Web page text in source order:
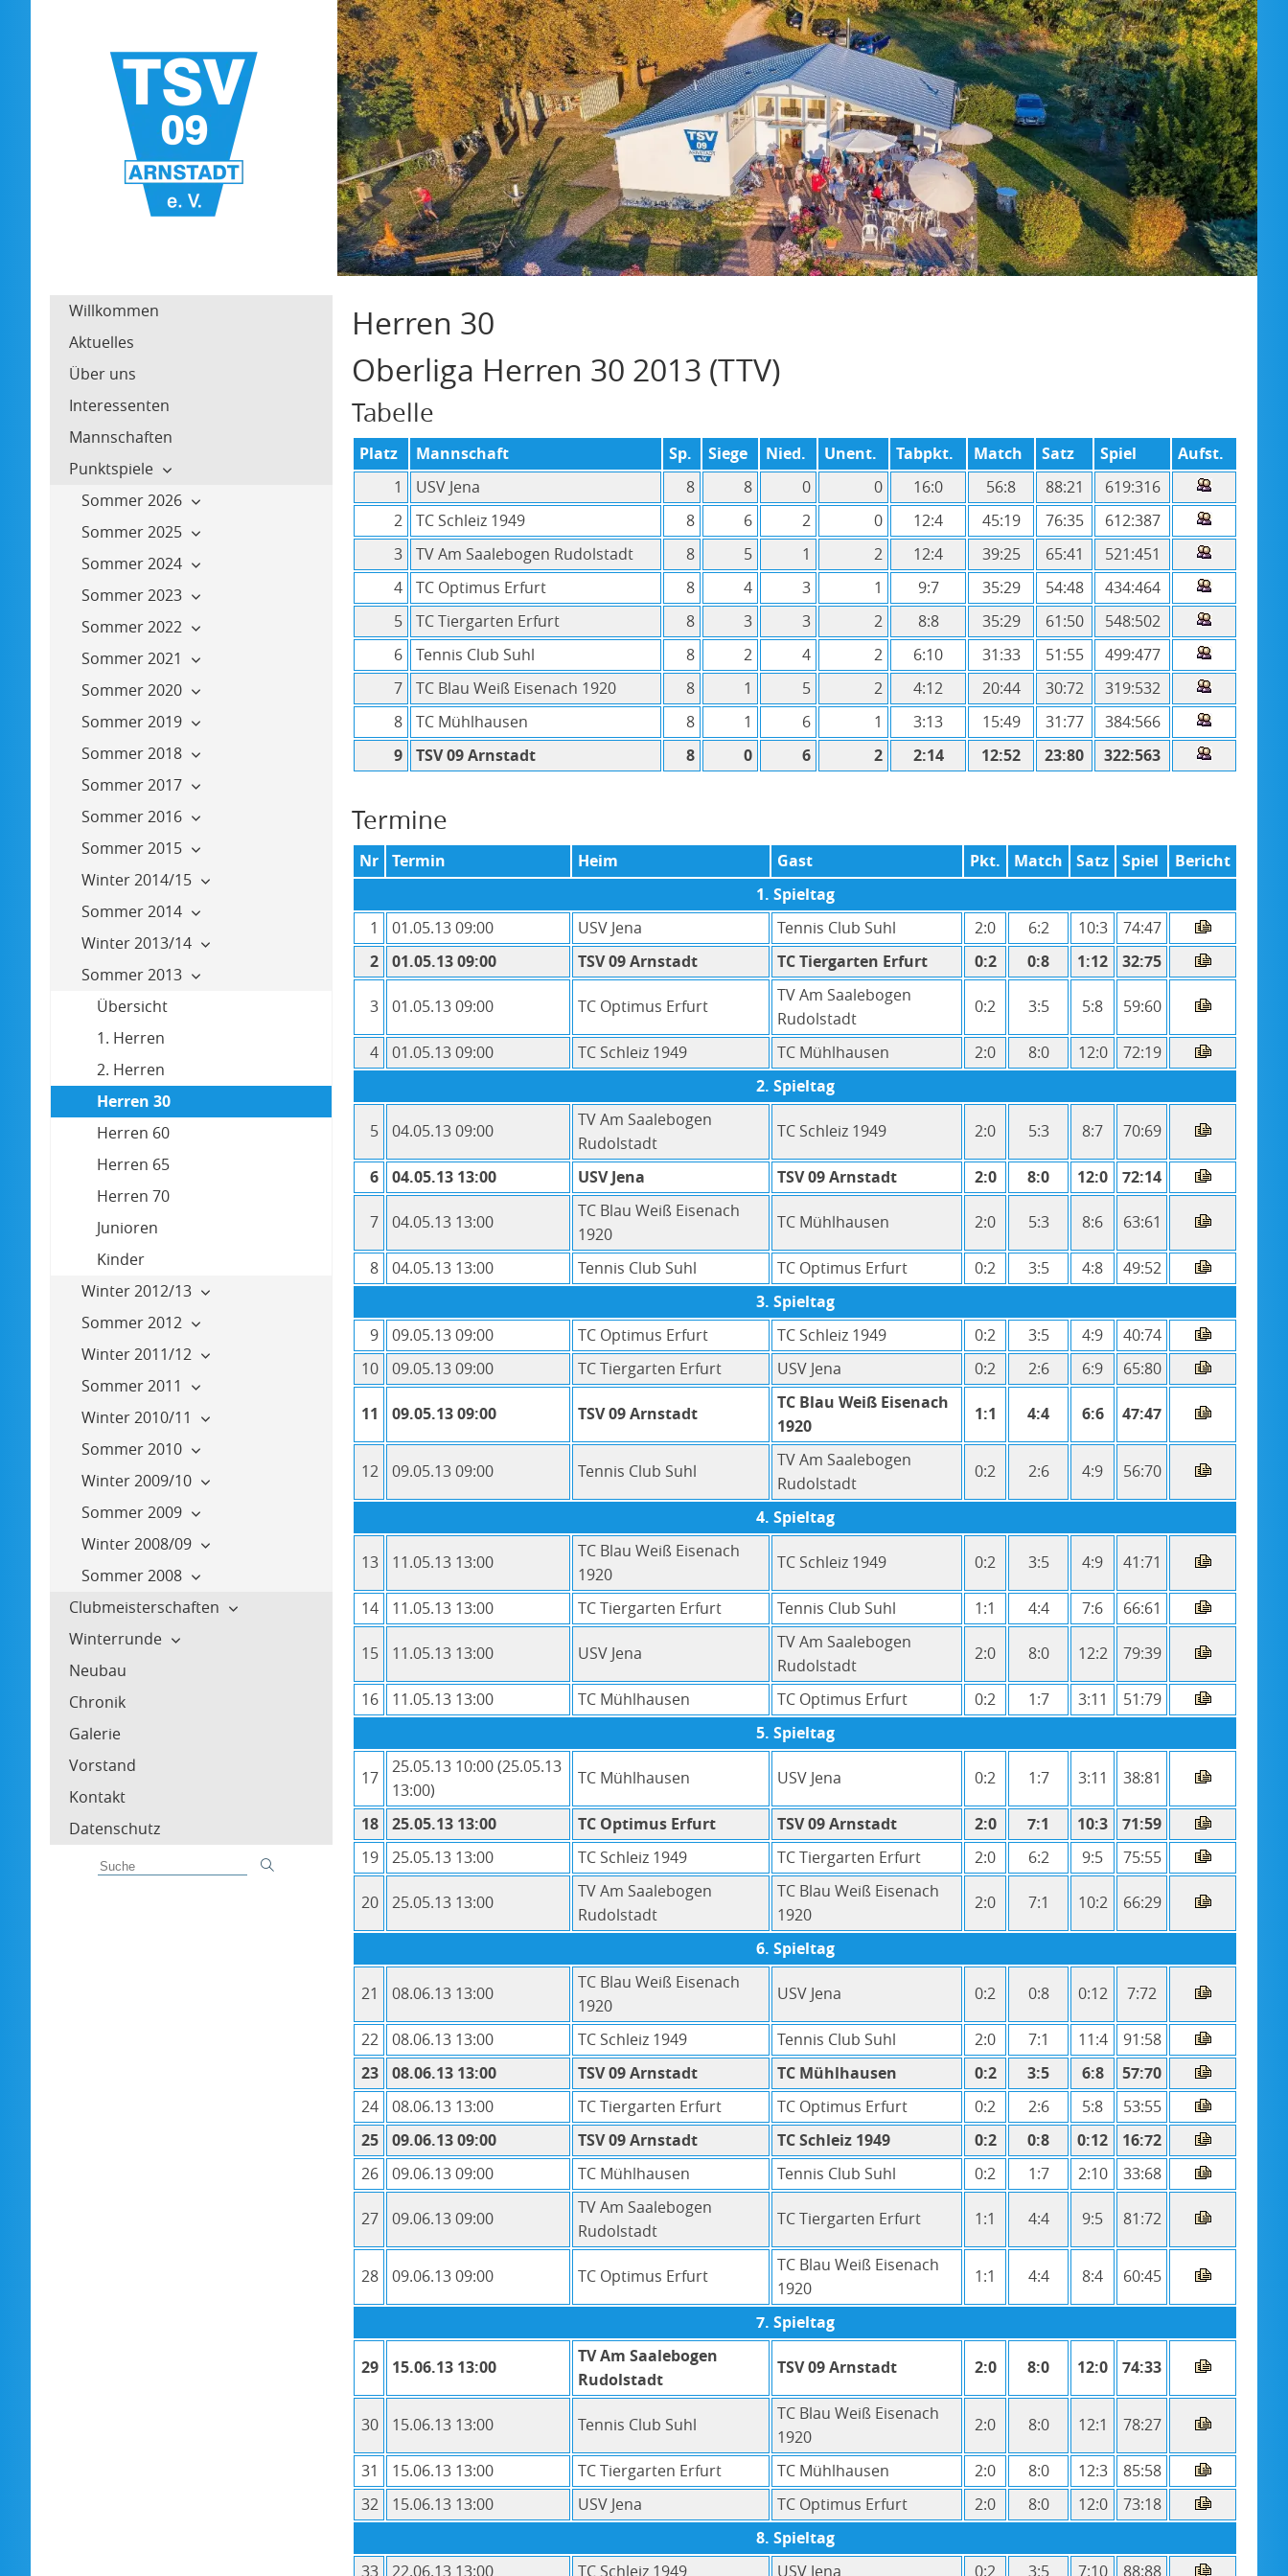
Willkommen
Aktuelles
Über uns
Interessenten
Mannschaften
Punktspiele
Sommer 2026
Sommer 2025
Sommer 2024
Sommer 2023
Sommer 2022
Sommer 2021
Sommer 2020
Sommer 2019
Sommer 2018
Sommer 2017
Sommer 2016
Sommer 2015
Winter 2014/15
Sommer 2014
Winter 2013/14
Sommer 2013
Übersicht
1. Herren
2. Herren
Herren 30
Herren 60
Herren 65
Herren 70
Junioren
Kinder
Winter 2012/13
Sommer 2012
Winter 2011/12
Sommer 2011
Winter 2010/11
Sommer 2010
Winter 2009/10
Sommer 2009
Winter 2008/09
Sommer 2008
Clubmeisterschaften
Winterrunde
Neubau
Chronik
Galerie
Vorstand
Kontakt
Datenschutz
Herren 30
Oberliga Herren 30 2013 (TTV)
Tabelle
Platz Mannschaft Sp. Siege Nied. Unent. Tabpkt. Match Satz Spiel
Aufst.
1
USV Jena 8 8 0 0 16:0 56:8 88:21
619:316
2
TC Schleiz 1949 8 6 2 0 12:4 45:19 76:35
612:387
3
TV Am Saalebogen Rudolstadt 8 5 1 2 12:4 39:25 65:41
521:451
4
TC Optimus Erfurt 8 4 3 1 9:7 35:29 54:48
434:464
5
TC Tiergarten Erfurt 8 3 3 2 8:8 35:29 61:50
548:502
6
Tennis Club Suhl 8 2 4 2 6:10 31:33 51:55
499:477
7
TC Blau Weiß Eisenach 1920 8 1 5 2 4:12 20:44 30:72
319:532
8
TC Mühlhausen 8 1 6 1 3:13 15:49 31:77
384:566
9
TSV 09 Arnstadt 8 0 6 2 2:14 12:52 23:80 322:563
Termine
Nr Termin Heim Gast Pkt. Match Satz Spiel
Bericht
1. Spieltag
1
01.05.13 09:00 USV Jena Tennis Club Suhl 2:0 6:2 10:3
74:47
2
01.05.13 09:00 TSV 09 Arnstadt TC Tiergarten Erfurt 0:2 0:8 1:12 32:75
3 01.05.13 09:00 TC Optimus Erfurt
TV Am Saalebogen
Rudolstadt
0:2 3:5 5:8 59:60
4 01.05.13 09:00 TC Schleiz 1949 TC Mühlhausen 2:0 8:0 12:0
72:19
2. Spieltag
5 04.05.13 09:00
TV Am Saalebogen
Rudolstadt
TC Schleiz 1949 2:0 5:3 8:7 70:69
6 04.05.13 13:00 USV Jena TSV 09 Arnstadt 2:0 8:0 12:0 72:14
7 04.05.13 13:00
TC Blau Weiß Eisenach
1920
TC Mühlhausen 2:0 5:3 8:6 63:61
8 04.05.13 13:00 Tennis Club Suhl TC Optimus Erfurt 0:2 3:5 4:8
49:52
3. Spieltag
9
09.05.13 09:00 TC Optimus Erfurt TC Schleiz 1949 0:2 3:5 4:9
40:74
10
09.05.13 09:00 TC Tiergarten Erfurt USV Jena 0:2 2:6 6:9 65:80
11 09.05.13 09:00 TSV 09 Arnstadt
TC Blau Weiß Eisenach
1920
1:1 4:4 6:6 47:47
12 09.05.13 09:00 Tennis Club Suhl
TV Am Saalebogen
Rudolstadt
0:2 2:6 4:9 56:70
4. Spieltag
13 11.05.13 13:00
TC Blau Weiß Eisenach
1920
TC Schleiz 1949 0:2 3:5 4:9 41:71
14 11.05.13 13:00 TC Tiergarten Erfurt Tennis Club Suhl 1:1 4:4 7:6 66:61
15 11.05.13 13:00 USV Jena
TV Am Saalebogen
Rudolstadt
2:0 8:0 12:2 79:39
16 11.05.13 13:00 TC Mühlhausen TC Optimus Erfurt 0:2 1:7 3:11
51:79
5. Spieltag
17
25.05.13 10:00 (25.05.13
13:00)
TC Mühlhausen USV Jena 0:2 1:7 3:11 38:81
18 25.05.13 13:00 TC Optimus Erfurt TSV 09 Arnstadt 2:0 7:1 10:3
71:59
19
25.05.13 13:00 TC Schleiz 1949 TC Tiergarten Erfurt 2:0 6:2 9:5 75:55
20 25.05.13 13:00
TV Am Saalebogen
Rudolstadt
TC Blau Weiß Eisenach
1920
2:0 7:1 10:2 66:29
6. Spieltag
21 08.06.13 13:00
TC Blau Weiß Eisenach
1920
USV Jena 0:2 0:8 0:12 7:72
22 08.06.13 13:00 TC Schleiz 1949 Tennis Club Suhl 2:0 7:1 11:4
91:58
23
08.06.13 13:00 TSV 09 Arnstadt TC Mühlhausen 0:2 3:5 6:8
57:70
24
08.06.13 13:00 TC Tiergarten Erfurt TC Optimus Erfurt 0:2 2:6 5:8
53:55
25
09.06.13 09:00 TSV 09 Arnstadt TC Schleiz 1949 0:2 0:8 0:12
16:72
26
09.06.13 09:00 TC Mühlhausen Tennis Club Suhl 0:2 1:7 2:10 33:68
27 09.06.13 09:00
TV Am Saalebogen
Rudolstadt
TC Tiergarten Erfurt 1:1 4:4 9:5 81:72
28 09.06.13 09:00 TC Optimus Erfurt
TC Blau Weiß Eisenach
1920
1:1 4:4 8:4 60:45
7. Spieltag
29 15.06.13 13:00
TV Am Saalebogen
Rudolstadt
TSV 09 Arnstadt 2:0 8:0 12:0 74:33
30 15.06.13 13:00 Tennis Club Suhl
TC Blau Weiß Eisenach
1920
2:0 8:0 12:1 78:27
31 15.06.13 13:00 TC Tiergarten Erfurt TC Mühlhausen 2:0 8:0 12:3
85:58
32
15.06.13 13:00 USV Jena TC Optimus Erfurt 2:0 8:0 12:0
73:18
8. Spieltag
33
22.06.13 13:00 TC Schleiz 1949 USV Jena 0:2 3:5 7:10 88:88